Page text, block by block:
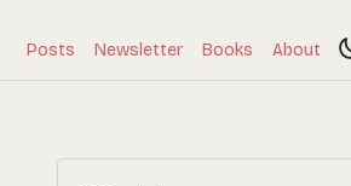
Posts Newsletter Books About